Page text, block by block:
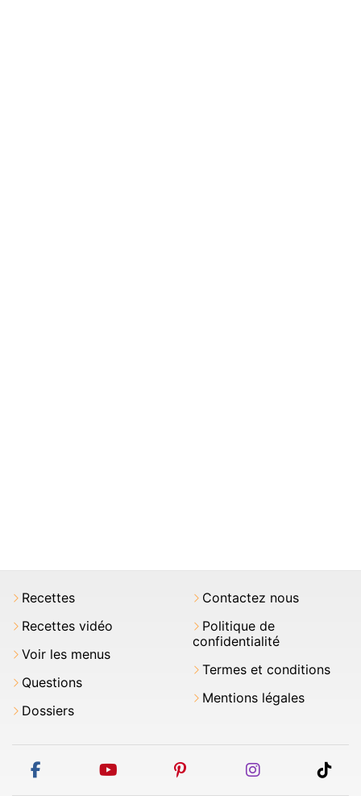
Recettes
Recettes vidéo
Voir les menus
Questions
Dossiers
Contactez nous
Politique de
confidentialité
Termes et conditions
Mentions légales
facebook youtube pinterest instagram